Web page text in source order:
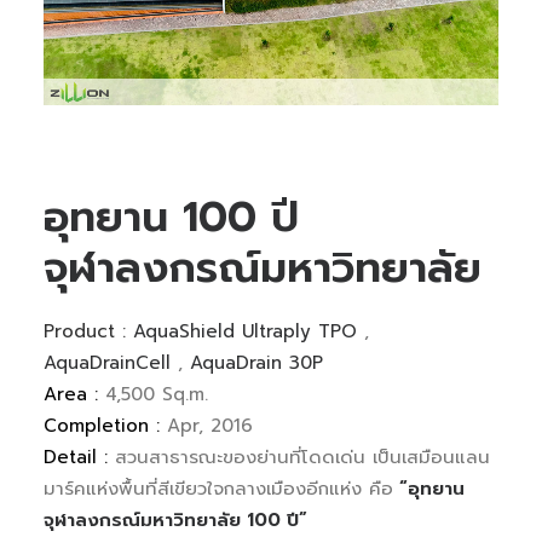
อุทยาน 100 ปี
จุฬาลงกรณ์มหาวิทยาลัย
Product : AquaShield Ultraply TPO ,
AquaDrainCell , AquaDrain 30P
Area : 4,500 Sq.m.
Completion : Apr, 2016
Detail : สวนสาธารณะของย่านที่โดดเด่น เป็นเสมือนแลน
มาร์คแห่งพื้นที่สีเขียวใจกลางเมืองอีกแห่ง คือ “อุทยาน
จุฬาลงกรณ์มหาวิทยาลัย 100 ปี”